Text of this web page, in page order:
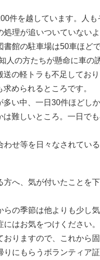
件を越しています。人
処理が追いついていない
書館の駐車場は50車ほど
人の方たちが懸命に車の
送の軽トラも不足してお
求められるところです。
多い中、一日30件ほどし
は難しいところ。一日で
わせ等を日々なされてい
方へ、気が付いたことを
らの季節は他よりも少し
にはお気をつけください
おりますので、これから
りにもらうボランティア